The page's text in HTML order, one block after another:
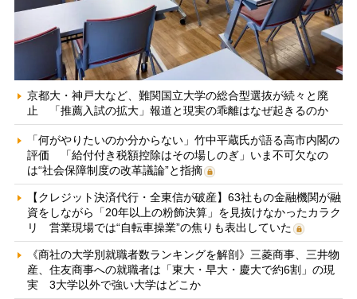
京都大・神戸大など、難関国立大学の総合型選抜が続々と廃
止 「推薦入試の拡大」報道と現実の乖離はなぜ起きるのか
「何がやりたいのか分からない」竹中平蔵氏が語る高市内閣の
評価 「給付付き税額控除はその場しのぎ」いま不可欠なの
は“社会保障制度の改革議論”と指摘
【クレジット決済代行・全東信が破産】63社もの金融機関が融
資をしながら「20年以上の粉飾決算」を見抜けなかったカラク
リ 営業現場では“自転車操業”の焦りも表出していた
《商社の大学別就職者数ランキングを解剖》三菱商事、三井物
産、住友商事への就職者は「東大・早大・慶大で約6割」の現
実 3大学以外で強い大学はどこか